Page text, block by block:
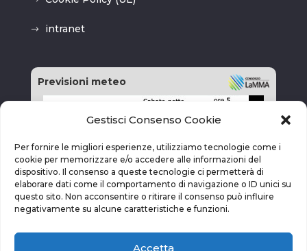
Gestisci Consenso Cookie
Per fornire le migliori esperienze, utilizziamo tecnologie come i
cookie per memorizzare e/o accedere alle informazioni del
dispositivo. Il consenso a queste tecnologie ci permetterà di
elaborare dati come il comportamento di navigazione o ID unici su
questo sito. Non acconsentire o ritirare il consenso può influire
negativamente su alcune caratteristiche e funzioni.
Accetta
intranet
Previsioni meteo